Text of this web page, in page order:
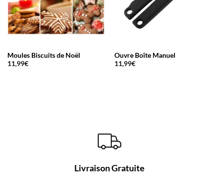
Moules Biscuits de Noël
11,99€
Ouvre Boîte Manuel
11,99€
Livraison Gratuite